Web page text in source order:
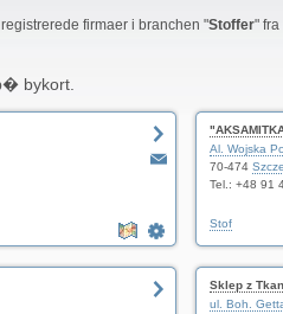
firmaer i branchen "Stoffer"
bykort.
Al. Wojska
70-474
Tel.: +48 91
Stof
Sklep z
ul. Boh.